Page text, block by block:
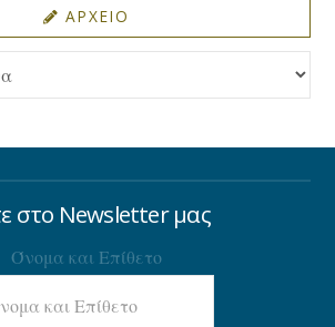
ΑΡΧΕΙΟ
στο Newsletter μας
Όνομα και Επίθετο